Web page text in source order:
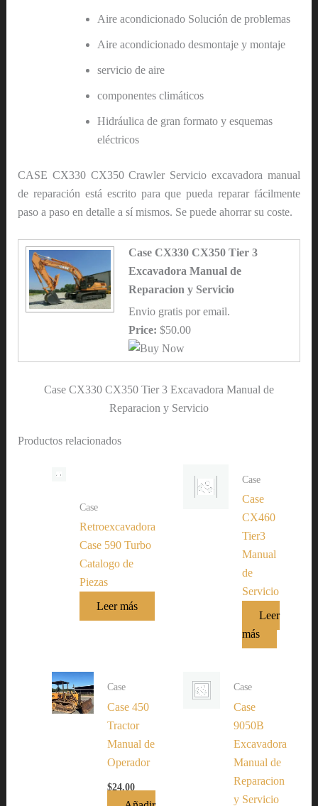
Aire acondicionado Solución de problemas
Aire acondicionado desmontaje y montaje
servicio de aire
componentes climáticos
Hidráulica de gran formato y esquemas
eléctricos
CASE CX330 CX350 Crawler Servicio excavadora manual
de reparación está escrito para que pueda reparar fácilmente
paso a paso en detalle a sí mismos. Se puede ahorrar su coste.
Case CX330 CX350 Tier 3
Excavadora Manual de
Reparacion y Servicio
Envio gratis por email.
Price: $50.00
Case CX330 CX350 Tier 3 Excavadora Manual de
Reparacion y Servicio
Productos relacionados
Case
Retroexcavadora
Case 590 Turbo
Catalogo de
Piezas
Leer más
Case
Case
CX460
Tier3
Manual
de
Servicio
Leer
más
Case
Case 450
Tractor
Manual de
Operador
$24.00
Case
Case
9050B
Excavadora
Manual de
Reparacion
y Servicio